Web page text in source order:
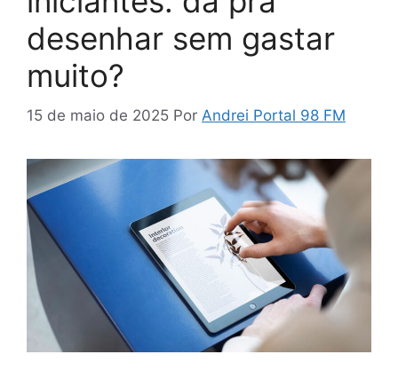
desenhar sem gastar
muito?
15 de maio de 2025 Por Andrei Portal 98 FM